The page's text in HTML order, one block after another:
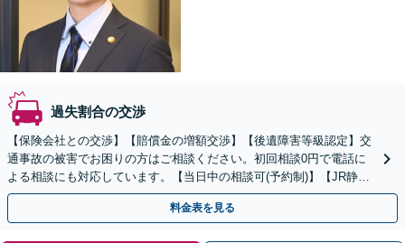
過失割合の交渉
【保険会社との交渉】【賠償金の増額交渉】【後遺障害等級認定】交
通事故の被害でお困りの方はご相談ください。初回相談0円で電話に
よる相談にも対応しています。【当日中の相談可(予約制)】【JR静岡
駅北口より直結】
料金表を見る